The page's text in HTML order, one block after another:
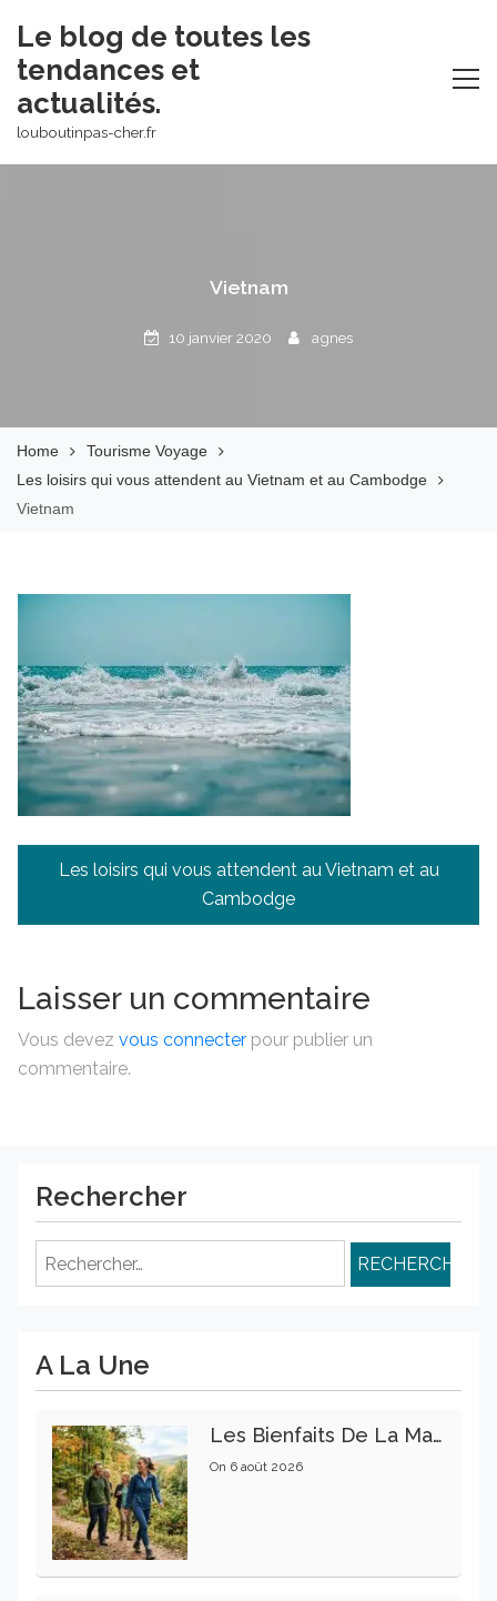
content
Le blog de toutes les
tendances et
actualités.
louboutinpas-cher.fr
Vietnam
10 janvier 2020 agnes
Home
Tourisme Voyage
Les loisirs qui vous attendent au Vietnam et au Cambodge
Vietnam
Navigation
l’article
Les loisirs qui vous attendent au Vietnam et au
Cambodge
Laisser un commentaire
Vous devez vous connecter pour publier un
commentaire.
Rechercher
Rechercher :
A La Une
Les Bienfaits De La Marche Sur La Santé Physique Et Mentale
On 6 août 2026